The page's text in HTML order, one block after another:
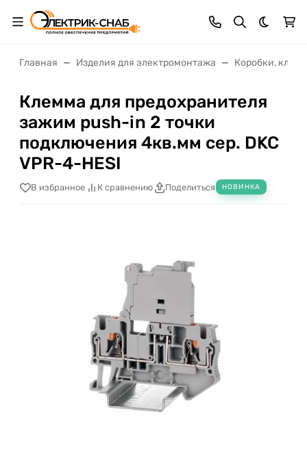
Темная
Главная Изделия для электромонтажа Коробки,
Клемма для предохранителя
зажим push-in 2 точки
подключения 4кв.мм сер. DKC
VPR-4-HESI
В избранное К сравнению Поделиться НОВИНКА